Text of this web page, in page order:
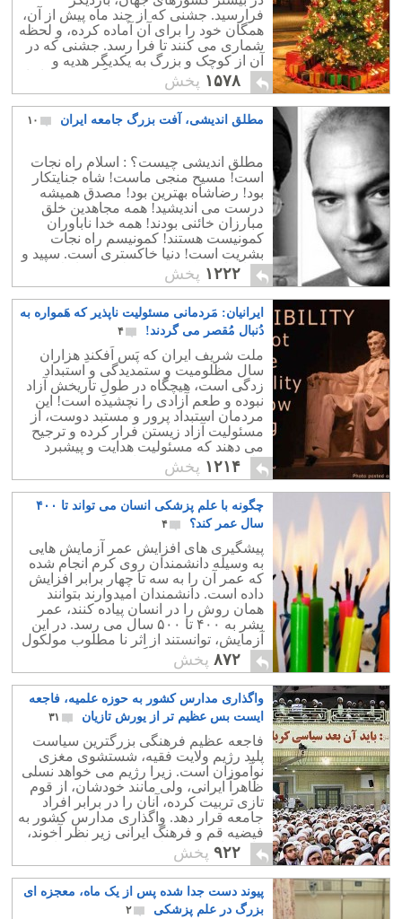
فرارسید. جشنی که از چند ماه پیش از آن،
همگان خود را برای آن آماده کرده، و لحظه
شماری می کنند تا فرا رسد. جشنی که در
آن از کوچک و بزرگ به یکدیگر هدیه و
عیدی می دهند و برای همدیگربهترین ها را
آرزوی دارند.
۱۵۷۸ پخش
مطلق اندیشی، آفت بزرگ جامعه ایران ۱۰
مطلق اندیشی چیست؟ : اسلام راه نجات
است! مسیح منجی ماست! شاه جنایتکار
بود! رضاشاه بهترین بود! مصدق همیشه
درست می اندیشید! همه مجاهدین خلق
مبارزان خائنی بودند! همه خدا ناباوران
کمونیست هستند! کمونیسم راه نجات
بشریت است! دنیا خاکستری است. سپید و
سیاه با هم! کسی چون نلسون ماندلا هم
خوبیهایی داشت و هم اشتباهاتی.این طبیعی
است. هر زمامدار و اصولا هر انسانی
خاکستری است. امروز در زهر عقرب هم
دوای بیماریها و سرطان یافت شده است!
شکی نیست که می توان درهر انسانی
خوبیهایی و بدیهایی جست. حال ما نباید زود
قضاوت کنیم و او را "بهترین" و یا "بد ترین"
بدانیم. دنیا خاکستری است. نه گرگ بد
است و نه میش خوب! این ماییم که
"قرارداد" می کنیم کدام خوب و کدام بد
است.
۱۲۲۲ پخش
ایرانیان: مَردمانی مسئولیت ناپذیر که هَمواره به
دُنبال مُقصر می گردند!
۴
ملت شریف ایران که پَس اَفکندِ هزاران
سال مظلومیت و ستمدیدگی و استبداد
زدگی است، هیچگاه در طولِ تاریخش آزاد
نبوده و طعم آزادی را نچشیده است! این
مردمان استبداد پرور و مستبد دوست، از
مسئولیت آزاد زیستن فرار کرده و ترجیح
می دهند که مسئولیت هدایت و پیشبرد
ملت بر دوش یک نفر باشد.
۱۲۱۴ پخش
چگونه با علم پزشکی انسان می تواند تا ۴۰۰
سال عمر کند؟
۴
پیشگیری های افزایش عمر آزمایش هایی
به وسیله دانشمندان روی کرم انجام شده
که عمر آن را به سه تا چهار برابر افزایش
داده است. دانشمندان امیدوارند بتوانند
همان روش را در انسان پیاده کنند، عمر
بشر به ۴۰۰ تا ۵۰۰ سال می رسد. در این
آزمایش، توانستند از اثر نا مطلوب مولکول
ها روی انسولین جلوگیری کنند.
۸۷۲ پخش
واگذاری مدارس کشور به حوزه علمیه، فاجعه
ایست بس عظیم تر از یورش تازیان
۳۱
فاجعه عظیم فرهنگی بزرگترین سیاست
پلید رژیم ولایت فقیه، شستشوی مغزی
نوآموزان است. زیرا رژیم می خواهد نسلی
ظاهراً ایرانی، ولی مانند خودشان، از قوم
تازی تربیت کرده، آنان را در برابر افراد
جامعه قرار دهد. واگذاری مدارس کشور به
فیضیه قم و فرهنگ ایرانی زیر نظر آخوند،
فاجعه ای بس عظیم و جبران ناپذیر است.
۹۲۲ پخش
پیوند دست جدا شده پس از یک ماه، معجزه ای
بزرگ در علم پزشکی
۲